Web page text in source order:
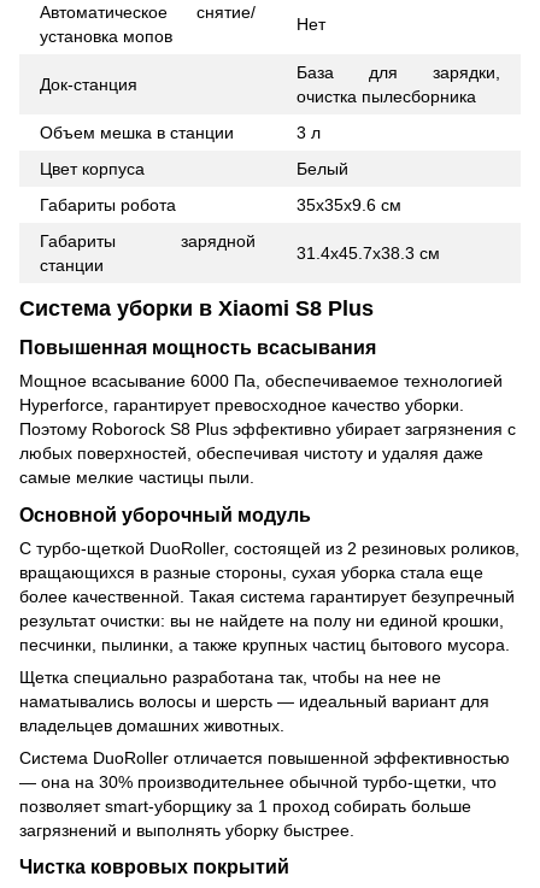
Автоматическое снятие/
установка мопов
Нет
Док-станция
База для зарядки,
очистка пылесборника
Объем мешка в станции
3 л
Цвет корпуса
Белый
Габариты робота
35х35х9.6 см
Габариты зарядной
станции
31.4х45.7х38.3 см
Система уборки в Xiaomi S8 Plus
Повышенная мощность всасывания
Мощное всасывание 6000 Па, обеспечиваемое технологией
Hyperforce, гарантирует превосходное качество уборки.
Поэтому Roborock S8 Plus эффективно убирает загрязнения с
любых поверхностей, обеспечивая чистоту и удаляя даже
самые мелкие частицы пыли.
Основной уборочный модуль
С турбо-щеткой DuoRoller, состоящей из 2 резиновых роликов,
вращающихся в разные стороны, сухая уборка стала еще
более качественной. Такая система гарантирует безупречный
результат очистки: вы не найдете на полу ни единой крошки,
песчинки, пылинки, а также крупных частиц бытового мусора.
Щетка специально разработана так, чтобы на нее не
наматывались волосы и шерсть — идеальный вариант для
владельцев домашних животных.
Система DuoRoller отличается повышенной эффективностью
— она на 30% производительнее обычной турбо-щетки, что
позволяет smart-уборщику за 1 проход собирать больше
загрязнений и выполнять уборку быстрее.
Чистка ковровых покрытий